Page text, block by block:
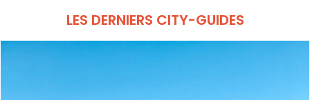
LES DERNIERS CITY-GUIDES